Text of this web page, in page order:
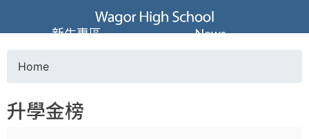
Jump to navigation
葳
格
高
o
Home
升學金榜
新生專區 News